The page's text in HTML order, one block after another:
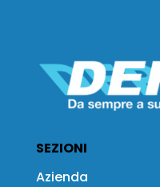
SEZIONI
Azienda